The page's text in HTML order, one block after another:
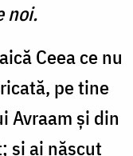
noi.
Ceea ce nu
pe tine
Avraam şi din
şi ai născut